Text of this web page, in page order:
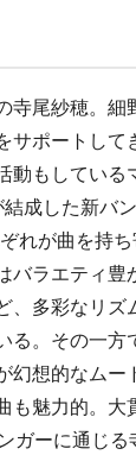
尾紗穂。細
サポートして
動もしている
成した新バ
れが曲を持
ラエティ豊
、多彩なリズ
る。その一方
幻想的なムー
も魅力的。大
ガーに通じる